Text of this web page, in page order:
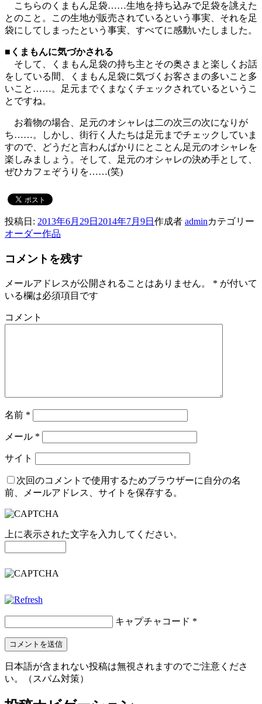
こちらのくまもん足袋……生地を持ち込みで足袋を誂えた
とのこと。この生地が販売されているという事実、それを足
袋にしてしまったという事実、すべてに感動いたしました。
■くまもんに気づかされる
そして、くまもん足袋の持ち主とその奥さまと楽しくお話
をしている間、くまもん足袋に気づくお客さまの多いこと多
いこと……。足元までくまなくチェックされているというこ
とですね。
お着物の場合、足元のオシャレは二の次三の次になりが
ち……。しかし、街行く人たちは足元までチェックしていま
すので、どうだと言わんばかりにとことん足元のオシャレを
楽しみましょう。そして、足元のオシャレの決め手として、
ぜひカフェぞうりを……(笑)
投稿日: 2013年6月29日 2014年7月9日 作成者 adminカテゴリー
オーダー作品
コメントを残す
メールアドレスが公開されることはありません。 * が付いて
いる欄は必須項目です
コメント
名前 *
メール *
サイト
次回のコメントで使用するためブラウザーに自分の名
前、メールアドレス、サイトを保存する。
上に表示された文字を入力してください。
キャプチャコード *
日本語が含まれない投稿は無視されますのでご注意くださ
い。（スパム対策）